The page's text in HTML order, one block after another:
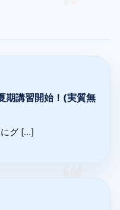
期講習開始！(実質無
にグ […]